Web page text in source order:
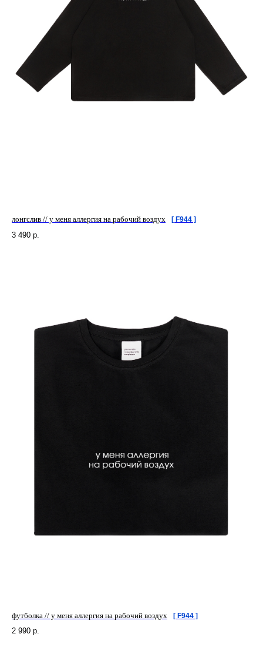
лонгслив // у меня аллергия на рабочий воздух [ F944 ]
3 490 р.
футболка // у меня аллергия на рабочий воздух [ F944 ]
2 990 р.